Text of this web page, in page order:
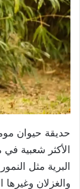
حديقة حيوان
الأكثر شعبية
البرية مثل
والغزلان